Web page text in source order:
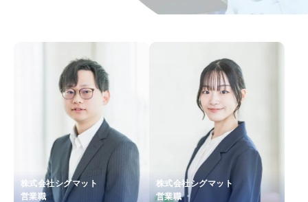
株式会社シグマット
営業職
株式会社シグマット
営業職